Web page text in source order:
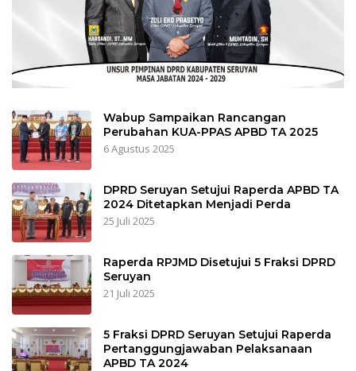
Wabup Sampaikan Rancangan
Perubahan KUA-PPAS APBD TA 2025
6 Agustus 2025
DPRD Seruyan Setujui Raperda APBD TA
2024 Ditetapkan Menjadi Perda
25 Juli 2025
Raperda RPJMD Disetujui 5 Fraksi DPRD
Seruyan
21 Juli 2025
5 Fraksi DPRD Seruyan Setujui Raperda
Pertanggungjawaban Pelaksanaan
APBD TA 2024